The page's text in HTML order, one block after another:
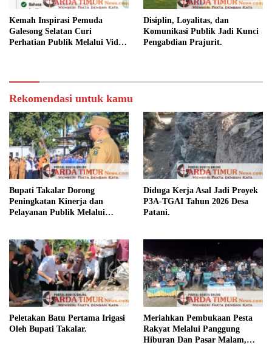
Kemah Inspirasi Pemuda
Galesong Selatan Curi
Perhatian Publik Melalui Video
Disiplin, Loyalitas, dan
Komunikasi Publik Jadi Kunci
Pengabdian Prajurit.
Rekomendasi untuk kamu
Bupati Takalar Dorong
Peningkatan Kinerja dan
Pelayanan Publik Melalui
Diduga Kerja Asal Jadi Proyek
P3A-TGAI Tahun 2026 Desa
Patani.
Peletakan Batu Pertama Irigasi
Oleh Bupati Takalar.
Meriahkan Pembukaan Pesta
Rakyat Melalui Panggung
Hiburan Dan Pasar Malam,